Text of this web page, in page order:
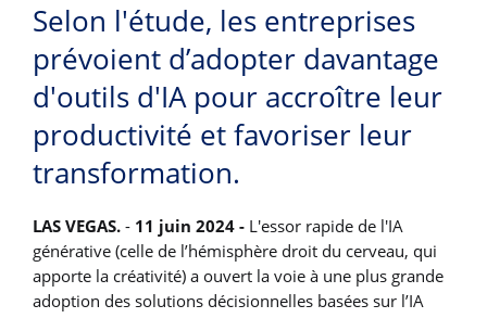
Selon l'étude, les entreprises
prévoient d’adopter davantage
d'outils d'IA pour accroître leur
productivité et favoriser leur
transformation.
LAS VEGAS. - 11 juin 2024 - L'essor rapide de l'IA
générative (celle de l’hémisphère droit du cerveau, qui
apporte la créativité) a ouvert la voie à une plus grande
adoption des solutions décisionnelles basées sur l’IA